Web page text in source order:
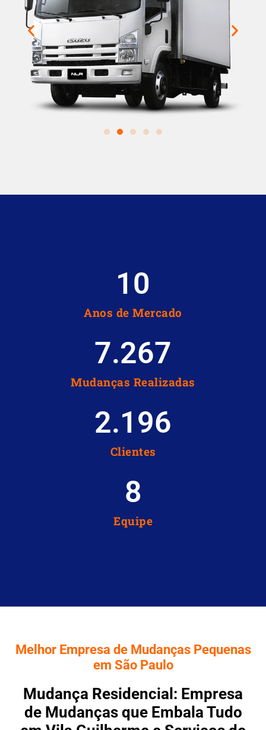
Anos de Mercado
10
Mudanças Realizadas
7.267
Clientes
2.196
Equipe
8
Melhor Empresa de Mudanças Pequenas
em São Paulo
Mudança Residencial: Empresa
de Mudanças que Embala Tudo